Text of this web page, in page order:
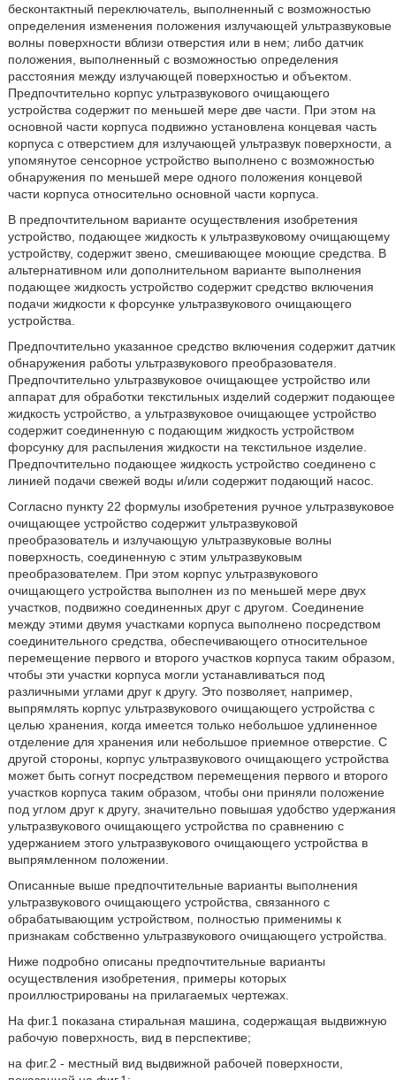
бесконтактный переключатель, выполненный с возможностью
определения изменения положения излучающей ультразвуковые
волны поверхности вблизи отверстия или в нем; либо датчик
положения, выполненный с возможностью определения
расстояния между излучающей поверхностью и объектом.
Предпочтительно корпус ультразвукового очищающего
устройства содержит по меньшей мере две части. При этом на
основной части корпуса подвижно установлена концевая часть
корпуса с отверстием для излучающей ультразвук поверхности, а
упомянутое сенсорное устройство выполнено с возможностью
обнаружения по меньшей мере одного положения концевой
части корпуса относительно основной части корпуса.
В предпочтительном варианте осуществления изобретения
устройство, подающее жидкость к ультразвуковому очищающему
устройству, содержит звено, смешивающее моющие средства. В
альтернативном или дополнительном варианте выполнения
подающее жидкость устройство содержит средство включения
подачи жидкости к форсунке ультразвукового очищающего
устройства.
Предпочтительно указанное средство включения содержит датчик
обнаружения работы ультразвукового преобразователя.
Предпочтительно ультразвуковое очищающее устройство или
аппарат для обработки текстильных изделий содержит подающее
жидкость устройство, а ультразвуковое очищающее устройство
содержит соединенную с подающим жидкость устройством
форсунку для распыления жидкости на текстильное изделие.
Предпочтительно подающее жидкость устройство соединено с
линией подачи свежей воды и/или содержит подающий насос.
Согласно пункту 22 формулы изобретения ручное ультразвуковое
очищающее устройство содержит ультразвуковой
преобразователь и излучающую ультразвуковые волны
поверхность, соединенную с этим ультразвуковым
преобразователем. При этом корпус ультразвукового
очищающего устройства выполнен из по меньшей мере двух
участков, подвижно соединенных друг с другом. Соединение
между этими двумя участками корпуса выполнено посредством
соединительного средства, обеспечивающего относительное
перемещение первого и второго участков корпуса таким образом,
чтобы эти участки корпуса могли устанавливаться под
различными углами друг к другу. Это позволяет, например,
выпрямлять корпус ультразвукового очищающего устройства с
целью хранения, когда имеется только небольшое удлиненное
отделение для хранения или небольшое приемное отверстие. С
другой стороны, корпус ультразвукового очищающего устройства
может быть согнут посредством перемещения первого и второго
участков корпуса таким образом, чтобы они приняли положение
под углом друг к другу, значительно повышая удобство удержания
ультразвукового очищающего устройства по сравнению с
удержанием этого ультразвукового очищающего устройства в
выпрямленном положении.
Описанные выше предпочтительные варианты выполнения
ультразвукового очищающего устройства, связанного с
обрабатывающим устройством, полностью применимы к
признакам собственно ультразвукового очищающего устройства.
Ниже подробно описаны предпочтительные варианты
осуществления изобретения, примеры которых
проиллюстрированы на прилагаемых чертежах.
На фиг.1 показана стиральная машина, содержащая выдвижную
рабочую поверхность, вид в перспективе;
на фиг.2 - местный вид выдвижной рабочей поверхности,